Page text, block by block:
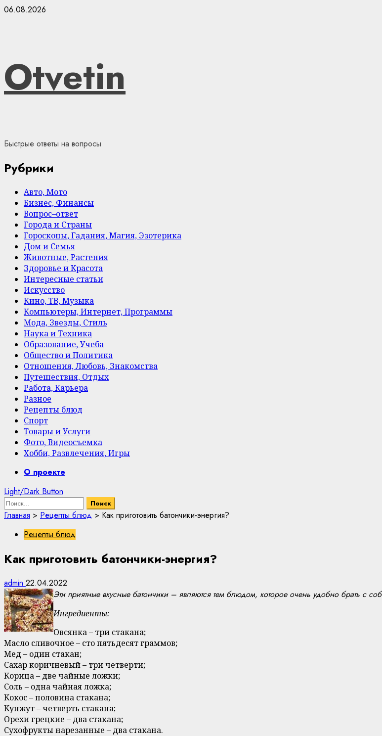
Skip
06.08.2026
Otvetin
Быстрые ответы на вопросы
Рубрики
Авто, Мото
Бизнес, Финансы
Вопрос–ответ
Города и Страны
Гороскопы, Гадания, Магия, Эзотерика
Дом и Семья
Животные, Растения
Здоровье и Красота
Интересные статьи
Искусство
Кино, ТВ, Музыка
Компьютеры, Интернет, Программы
Мода, Звезды, Стиль
Наука и Техника
Образование, Учеба
Общество и Политика
Отношения, Любовь, Знакомства
Путешествия, Отдых
Работа, Карьера
Разное
Рецепты блюд
Спорт
Товары и Услуги
Фото, Видеосъемка
Хобби, Развлечения, Игры
PrimaryО проекте
Light/Dark Button
Найти:
Главная > Рецепты блюд > Как приготовить батончики-энергия?
Рецепты блюд
Как приготовить батончики-энергия?
admin 22.04.2022
Эти приятные вкусные батончики – являются тем блюдом, которое очень удобно брать с
Ингредиенты:
Овсянка – три стакана;
Масло сливочное – сто пятьдесят граммов;
Мед – один стакан;
Сахар коричневый – три четверти;
Корица – две чайные ложки;
Соль – одна чайная ложка;
Кокос – половина стакана;
Кунжут – четверть стакана;
Орехи грецкие – два стакана;
Сухофрукты нарезанные – два стакана.